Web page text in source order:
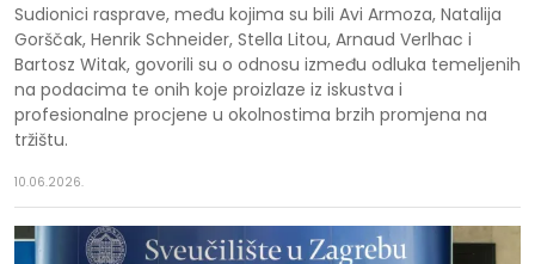
Sudionici rasprave, među kojima su bili Avi Armoza, Natalija
Gorščak, Henrik Schneider, Stella Litou, Arnaud Verlhac i
Bartosz Witak, govorili su o odnosu između odluka temeljenih
na podacima te onih koje proizlaze iz iskustva i
profesionalne procjene u okolnostima brzih promjena na
tržištu.
10.06.2026.